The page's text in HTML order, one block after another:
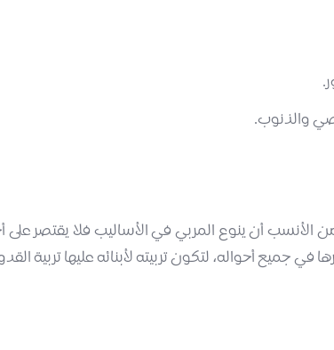
والذنوب.
أن ينوع المربي في الأساليب فلا يقتصر على
أحواله، لتكون تربيته لأبنائه عليها تربية